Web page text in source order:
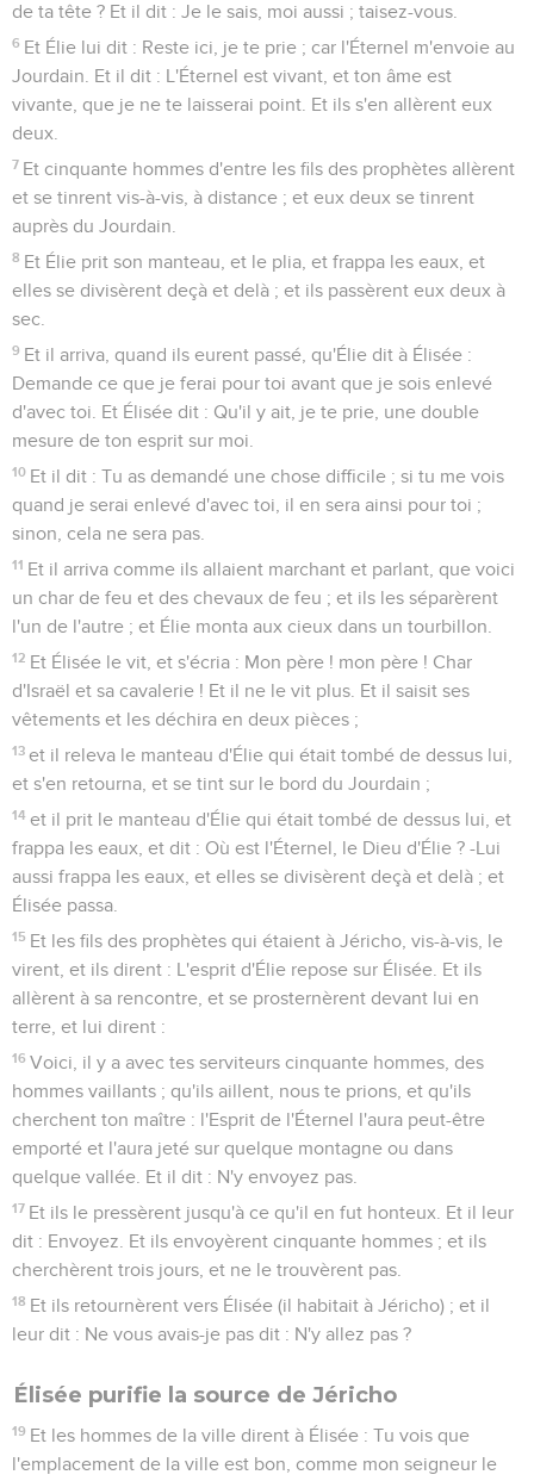
de ta tête ? Et il dit : Je le sais, moi aussi ; taisez-vous.
6 Et Élie lui dit : Reste ici, je te prie ; car l'Éternel m'envoie au
Jourdain. Et il dit : L'Éternel est vivant, et ton âme est
vivante, que je ne te laisserai point. Et ils s'en allèrent eux
deux.
7 Et cinquante hommes d'entre les fils des prophètes allèrent
et se tinrent vis-à-vis, à distance ; et eux deux se tinrent
auprès du Jourdain.
8 Et Élie prit son manteau, et le plia, et frappa les eaux, et
elles se divisèrent deçà et delà ; et ils passèrent eux deux à
sec.
9 Et il arriva, quand ils eurent passé, qu'Élie dit à Élisée :
Demande ce que je ferai pour toi avant que je sois enlevé
d'avec toi. Et Élisée dit : Qu'il y ait, je te prie, une double
mesure de ton esprit sur moi.
10 Et il dit : Tu as demandé une chose difficile ; si tu me vois
quand je serai enlevé d'avec toi, il en sera ainsi pour toi ;
sinon, cela ne sera pas.
11 Et il arriva comme ils allaient marchant et parlant, que voici
un char de feu et des chevaux de feu ; et ils les séparèrent
l'un de l'autre ; et Élie monta aux cieux dans un tourbillon.
12 Et Élisée le vit, et s'écria : Mon père ! mon père ! Char
d'Israël et sa cavalerie ! Et il ne le vit plus. Et il saisit ses
vêtements et les déchira en deux pièces ;
13 et il releva le manteau d'Élie qui était tombé de dessus lui,
et s'en retourna, et se tint sur le bord du Jourdain ;
14 et il prit le manteau d'Élie qui était tombé de dessus lui, et
frappa les eaux, et dit : Où est l'Éternel, le Dieu d'Élie ? -Lui
aussi frappa les eaux, et elles se divisèrent deçà et delà ; et
Élisée passa.
15 Et les fils des prophètes qui étaient à Jéricho, vis-à-vis, le
virent, et ils dirent : L'esprit d'Élie repose sur Élisée. Et ils
allèrent à sa rencontre, et se prosternèrent devant lui en
terre, et lui dirent :
16 Voici, il y a avec tes serviteurs cinquante hommes, des
hommes vaillants ; qu'ils aillent, nous te prions, et qu'ils
cherchent ton maître : l'Esprit de l'Éternel l'aura peut-être
emporté et l'aura jeté sur quelque montagne ou dans
quelque vallée. Et il dit : N'y envoyez pas.
17 Et ils le pressèrent jusqu'à ce qu'il en fut honteux. Et il leur
dit : Envoyez. Et ils envoyèrent cinquante hommes ; et ils
cherchèrent trois jours, et ne le trouvèrent pas.
18 Et ils retournèrent vers Élisée (il habitait à Jéricho) ; et il
leur dit : Ne vous avais-je pas dit : N'y allez pas ?
Élisée purifie la source de Jéricho
19 Et les hommes de la ville dirent à Élisée : Tu vois que
l'emplacement de la ville est bon, comme mon seigneur le